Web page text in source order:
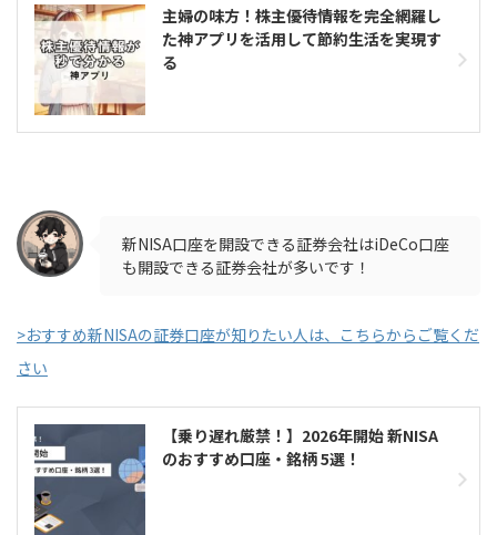
主婦の味方！株主優待情報を完全網羅し
た神アプリを活用して節約生活を実現す
る
新NISA口座を開設できる証券会社はiDeCo口座
も開設できる証券会社が多いです！
>おすすめ新NISAの証券口座が知りたい人は、こちらからご覧くだ
さい
【乗り遅れ厳禁！】2026年開始 新NISA
のおすすめ口座・銘柄 5選！